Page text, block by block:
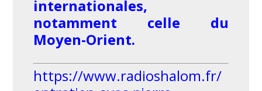
internationales,
notamment celle du
Moyen-Orient.
https://www.radioshalom.fr/